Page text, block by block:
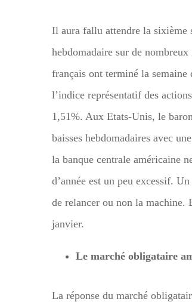
Il aura fallu attendre la sixième
hebdomadaire sur de
français ont terminé la semaine
l’indice représentatif des
1,51%. Aux Etats-Unis, le
baisses hebdomadaires avec
la banque centrale américaine
d’année est un peu excessif.
de relancer ou non la machine.
janvier.
Le marché obligataire
La réponse du marché